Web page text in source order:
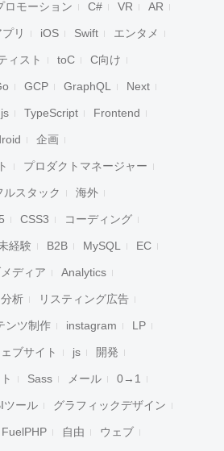
ロモーション C# VR AR
リ iOS Swift エンタメ
ィスト toC C向け
GCP GraphQL Next
TypeScript Frontend
企画
プロダクトマネージャー
ルスタック 海外
CSS3 コーディング
経験 B2B MySQL EC
ディア Analytics
析 リスティング広告
ンツ制作 instagram LP
ブサイト js 開発
Sass メール 0→1
ツール グラフィックデザイン
FuelPHP 自由 ウェブ